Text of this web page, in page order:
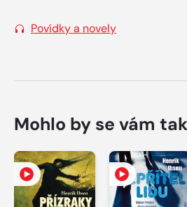
Povídky a novely
Mohlo by se vám